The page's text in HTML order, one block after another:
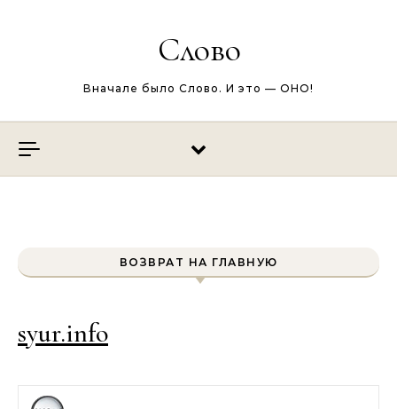
Слово
Вначале было Слово. И это — ОНО!
ВОЗВРАТ НА ГЛАВНУЮ
syur.info